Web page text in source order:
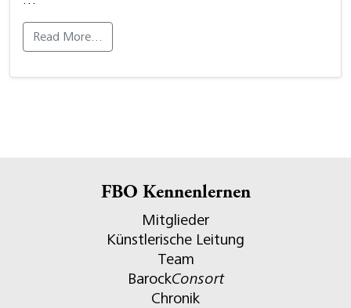
Read More…
FBO Kennenlernen
Mitglieder
Künstlerische Leitung
Team
BarockConsort
Chronik